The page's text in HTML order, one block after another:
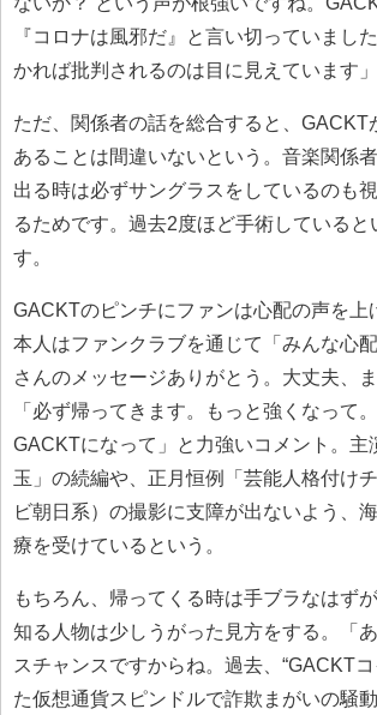
『コロナは風邪だ』と言い切っていまし
かれば批判されるのは目に見えています」
ただ、関係者の話を総合すると、GACKT
あることは間違いないという。音楽関係
出る時は必ずサングラスをしているのも
るためです。過去2度ほど手術していると
す。
GACKTのピンチにファンは心配の声を上
本人はファンクラブを通じて「みんな心
さんのメッセージありがとう。大丈夫、ま
「必ず帰ってきます。もっと強くなって
GACKTになって」と力強いコメント。主
玉」の続編や、正月恒例「芸能人格付け
ビ朝日系）の撮影に支障が出ないよう、
療を受けているという。
もちろん、帰ってくる時は手ブラなはず
知る人物は少しうがった見方をする。「
スチャンスですからね。過去、“GACKT
た仮想通貨スピンドルで詐欺まがいの騒